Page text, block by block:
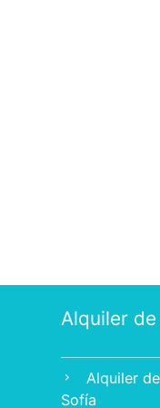
Alquiler
chevron_right
Alquiler
Sofía